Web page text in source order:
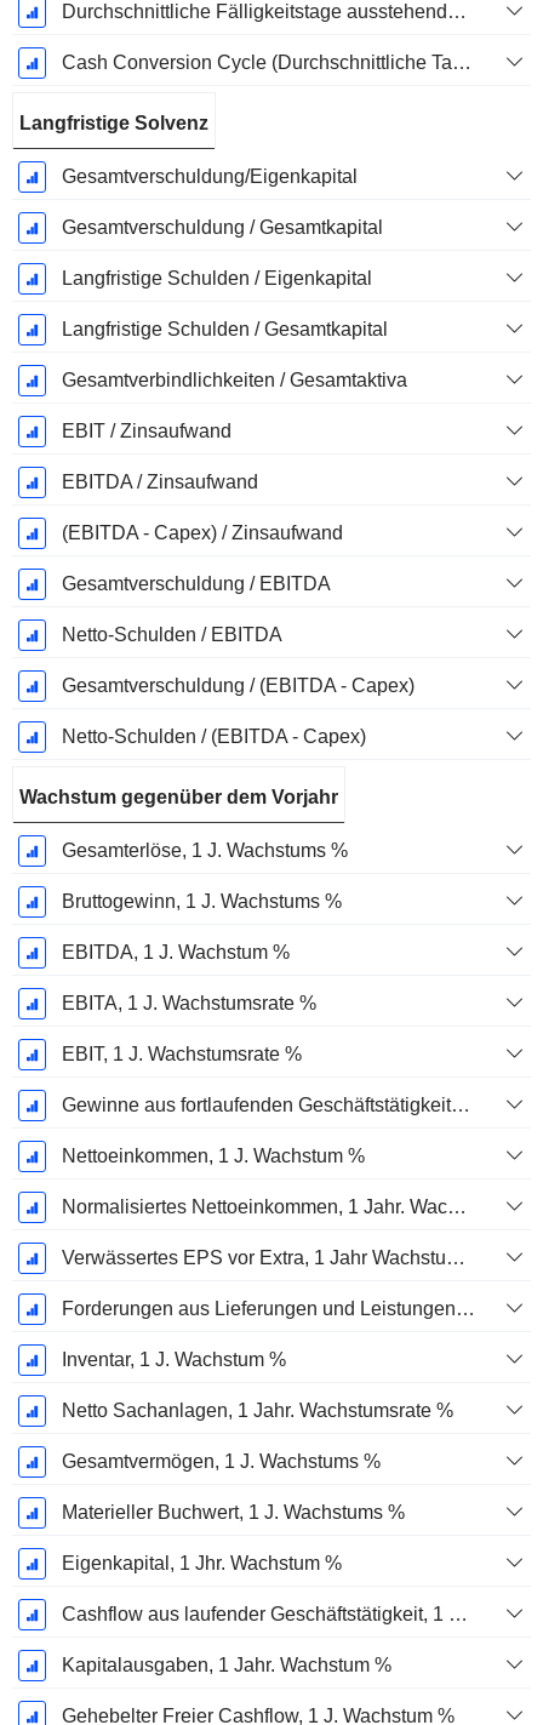
Durchschnittliche Fälligkeitstage ausstehender Zahlungen
Cash Conversion Cycle (Durchschnittliche Tage)
Langfristige Solvenz
Gesamtverschuldung/Eigenkapital
Gesamtverschuldung / Gesamtkapital
Langfristige Schulden / Eigenkapital
Langfristige Schulden / Gesamtkapital
Gesamtverbindlichkeiten / Gesamtaktiva
EBIT / Zinsaufwand
EBITDA / Zinsaufwand
(EBITDA - Capex) / Zinsaufwand
Gesamtverschuldung / EBITDA
Netto-Schulden / EBITDA
Gesamtverschuldung / (EBITDA - Capex)
Netto-Schulden / (EBITDA - Capex)
Wachstum gegenüber dem Vorjahr
Gesamterlöse, 1 J. Wachstums %
Bruttogewinn, 1 J. Wachstums %
EBITDA, 1 J. Wachstum %
EBITA, 1 J. Wachstumsrate %
EBIT, 1 J. Wachstumsrate %
Gewinne aus fortlaufenden Geschäftstätigkeiten, 1 Jahr Wachstumsrate %
Nettoeinkommen, 1 J. Wachstum %
Normalisiertes Nettoeinkommen, 1 Jahr. Wachstums %
Verwässertes EPS vor Extra, 1 Jahr Wachstumsrate %
Forderungen aus Lieferungen und Leistungen, 1 Jahr Wachstum %
Inventar, 1 J. Wachstum %
Netto Sachanlagen, 1 Jahr. Wachstumsrate %
Gesamtvermögen, 1 J. Wachstums %
Materieller Buchwert, 1 J. Wachstums %
Eigenkapital, 1 Jhr. Wachstum %
Cashflow aus laufender Geschäftstätigkeit, 1 Jähriges Wachstum in %
Kapitalausgaben, 1 Jahr. Wachstum %
Gehebelter Freier Cashflow, 1 J. Wachstum %